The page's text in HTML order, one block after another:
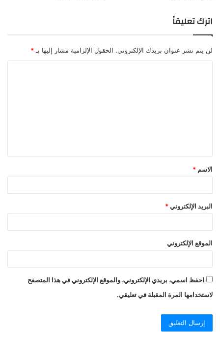
اترك تعليقاً
لن يتم نشر عنوان بريدك الإلكتروني. الحقول الإلزامية مشار إليها بـ *
الاسم *
البريد الإلكتروني *
الموقع الإلكتروني
احفظ اسمي، بريدي الإلكتروني، والموقع الإلكتروني في هذا المتصفح
لاستخدامها المرة المقبلة في تعليقي.